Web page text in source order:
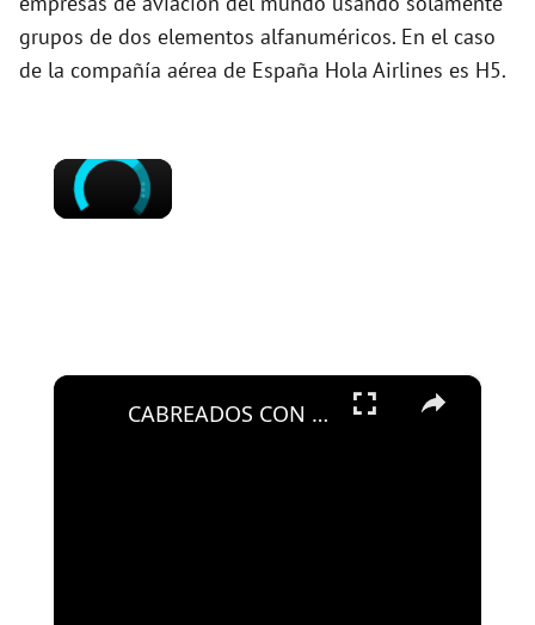
grupos de dos elementos alfanuméricos. En el caso
de la compañía aérea de España Hola Airlines es H5.
×
×
CABREADOS CON ALEMANY